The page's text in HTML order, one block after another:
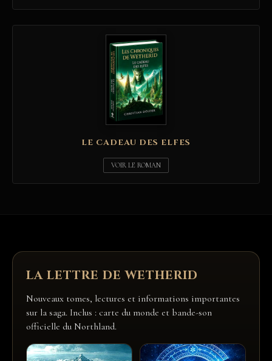
LE CADEAU DES ELFES
VOIR LE ROMAN
LA LETTRE DE WETHERID
Nouveaux tomes, lectures et informations importantes
sur la saga. Inclus : carte du monde et bande-son
officielle du Northland.